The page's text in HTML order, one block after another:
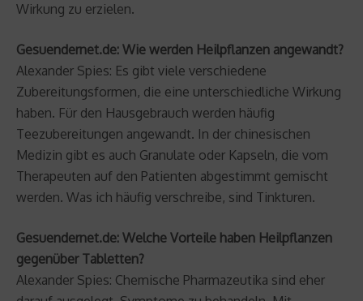
Wirkung zu erzielen.
Gesuendernet.de: Wie werden Heilpflanzen angewandt?
Alexander Spies: Es gibt viele verschiedene
Zubereitungsformen, die eine unterschiedliche Wirkung
haben. Für den Hausgebrauch werden häufig
Teezubereitungen angewandt. In der chinesischen
Medizin gibt es auch Granulate oder Kapseln, die vom
Therapeuten auf den Patienten abgestimmt gemischt
werden. Was ich häufig verschreibe, sind Tinkturen.
Gesuendernet.de: Welche Vorteile haben Heilpflanzen
gegenüber Tabletten?
Alexander Spies: Chemische Pharmazeutika sind eher